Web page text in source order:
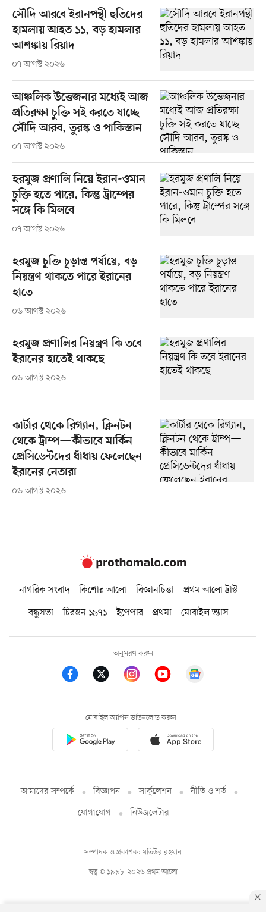
সৌদি আরবে ইরানপন্থী হুতিদের
হামলায় আহত ১১, বড় হামলার
আশঙ্কায় রিয়াদ
০৭ আগস্ট ২০২৬
আঞ্চলিক উত্তেজনার মধ্যেই আজ
প্রতিরক্ষা চুক্তি সই করতে যাচ্ছে
সৌদি আরব, তুরস্ক ও পাকিস্তান
০৭ আগস্ট ২০২৬
হরমুজ প্রণালি নিয়ে ইরান-ওমান
চুক্তি হতে পারে, কিন্তু ট্রাম্পের
সঙ্গে কি মিলবে
০৭ আগস্ট ২০২৬
হরমুজ চুক্তি চূড়ান্ত পর্যায়ে, বড়
নিয়ন্ত্রণ থাকতে পারে ইরানের
হাতে
০৬ আগস্ট ২০২৬
হরমুজ প্রণালির নিয়ন্ত্রণ কি তবে
ইরানের হাতেই থাকছে
০৬ আগস্ট ২০২৬
কার্টার থেকে রিগ্যান, ক্লিনটন
থেকে ট্রাম্প—কীভাবে মার্কিন
প্রেসিডেন্টদের ধাঁধায় ফেলেছেন
ইরানের নেতারা
০৬ আগস্ট ২০২৬
নাগরিক সংবাদ কিশোর আলো বিজ্ঞানচিন্তা
প্রথম আলো ট্রাস্ট
বন্ধুসভা
চিরন্তন ১৯৭১ ইপেপার প্রথমা মোবাইল ভ্যাস
অনুসরণ করুন
মোবাইল অ্যাপস ডাউনলোড করুন
আমাদের সম্পর্কে বিজ্ঞাপন সার্কুলেশন
নীতি ও শর্ত
যোগাযোগ
নিউজলেটার
স্বত্ব © ১৯৯৮-২০২৬ প্রথম আলো
সম্পাদক ও প্রকাশক: মতিউর রহমান